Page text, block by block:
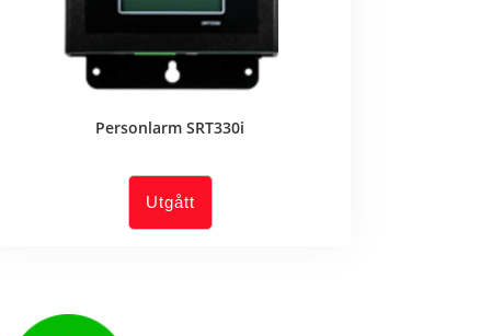
Personlarm SRT330i
Utgått